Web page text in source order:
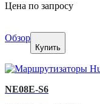
Цена по запросу
Обзор
Купить
NE08E-S6